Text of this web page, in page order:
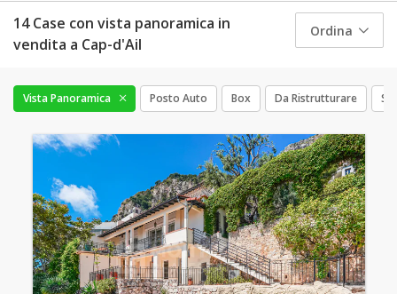
14 Case con vista panoramica in
vendita a Cap-d'Ail
Ordina
Vista Panoramica Posto Auto Box Da Ristrutturare